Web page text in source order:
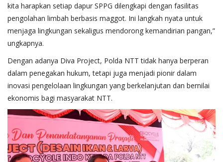
kita harapkan setiap dapur SPPG dilengkapi dengan fasilitas
pengolahan limbah berbasis maggot. Ini langkah nyata untuk
menjaga lingkungan sekaligus mendorong kemandirian pangan,”
ungkapnya.
Dengan adanya Diva Project, Polda NTT tidak hanya berperan
dalam penegakan hukum, tetapi juga menjadi pionir dalam
inovasi pengelolaan lingkungan yang berkelanjutan dan bernilai
ekonomis bagi masyarakat NTT.